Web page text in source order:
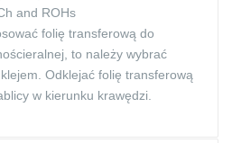
and ROHs
folię transferową do
to należy wybrać
Odklejać folię transferową
w kierunku krawędzi.